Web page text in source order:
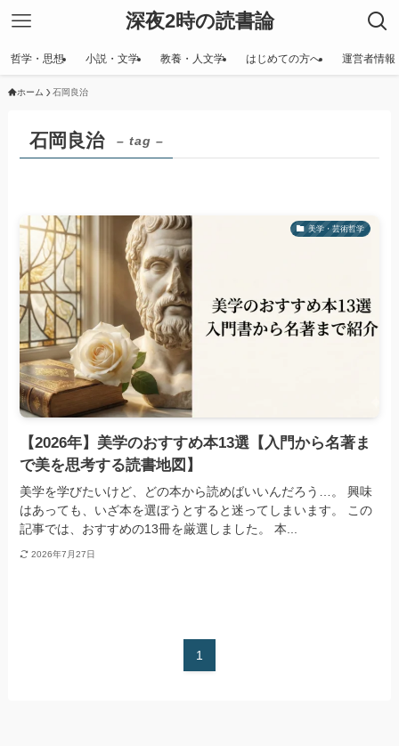
深夜2時の読書論
哲学・思想 小説・文学 教養・人文学 はじめての方へ 運営者情報
ホーム 石岡良治
石岡良治 – tag –
美学・芸術哲学
【2026年】美学のおすすめ本13選【入門から名著ま
で美を思考する読書地図】
美学を学びたいけど、どの本から読めばいいんだろう…。 興味
はあっても、いざ本を選ぼうとすると迷ってしまいます。 この
記事では、おすすめの13冊を厳選しました。 本...
2026年7月27日
1